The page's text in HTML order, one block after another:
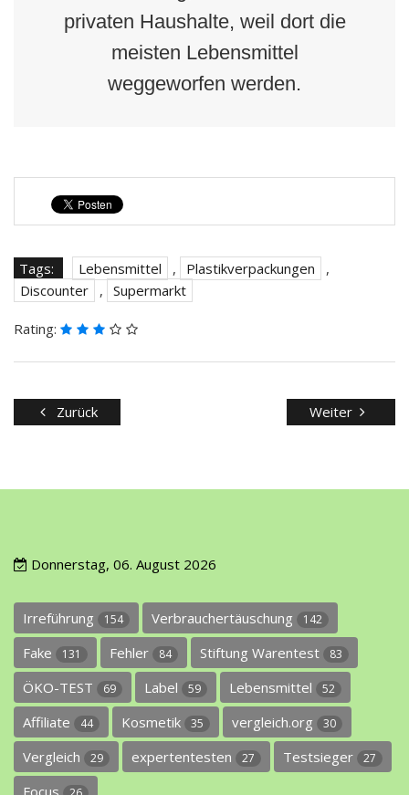
privaten Haushalte, weil dort die
meisten Lebensmittel
weggeworfen werden.
Tags: Lebensmittel , Plastikverpackungen
,
Discounter
, Supermarkt
Rating:
Zurück Weiter
Donnerstag, 06. August 2026
Irreführung 154 Verbrauchertäuschung 142
Fake 131 Fehler 84 Stiftung Warentest 83
ÖKO-TEST 69 Label 59 Lebensmittel 52
Affiliate 44 Kosmetik 35 vergleich.org 30
Vergleich 29 expertentesten 27 Testsieger 27